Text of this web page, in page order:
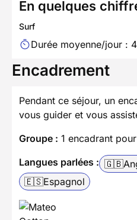
En quelques
Surf
Durée moyenne/jour :
Encadrement
Pendant ce séjour, un
vous guider et vous
Groupe : 1 encadrant
Langues parlées : 🇬🇧
🇪🇸Espagnol